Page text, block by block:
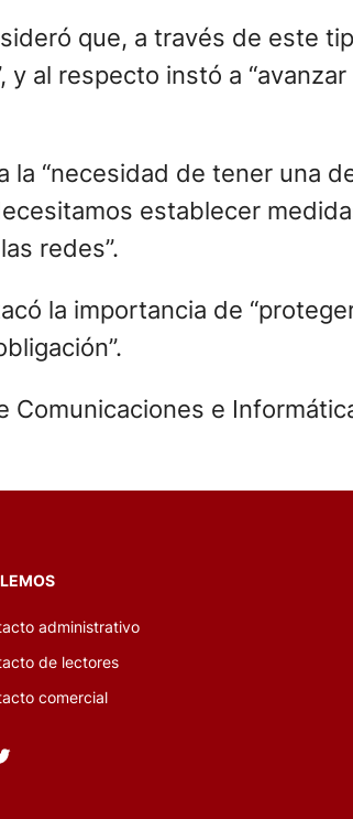
que, a través de este
al respecto instó a
la “necesidad de tener una
establecer
redes”.
la importancia de
Comunicaciones e
administrativo
de lectores
comercial